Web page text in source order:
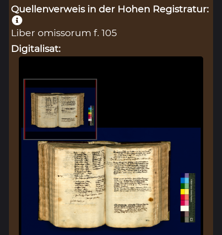
Quellenverweis in der Hohen Registratur:
Liber omissorum f. 105
Digitalisat: